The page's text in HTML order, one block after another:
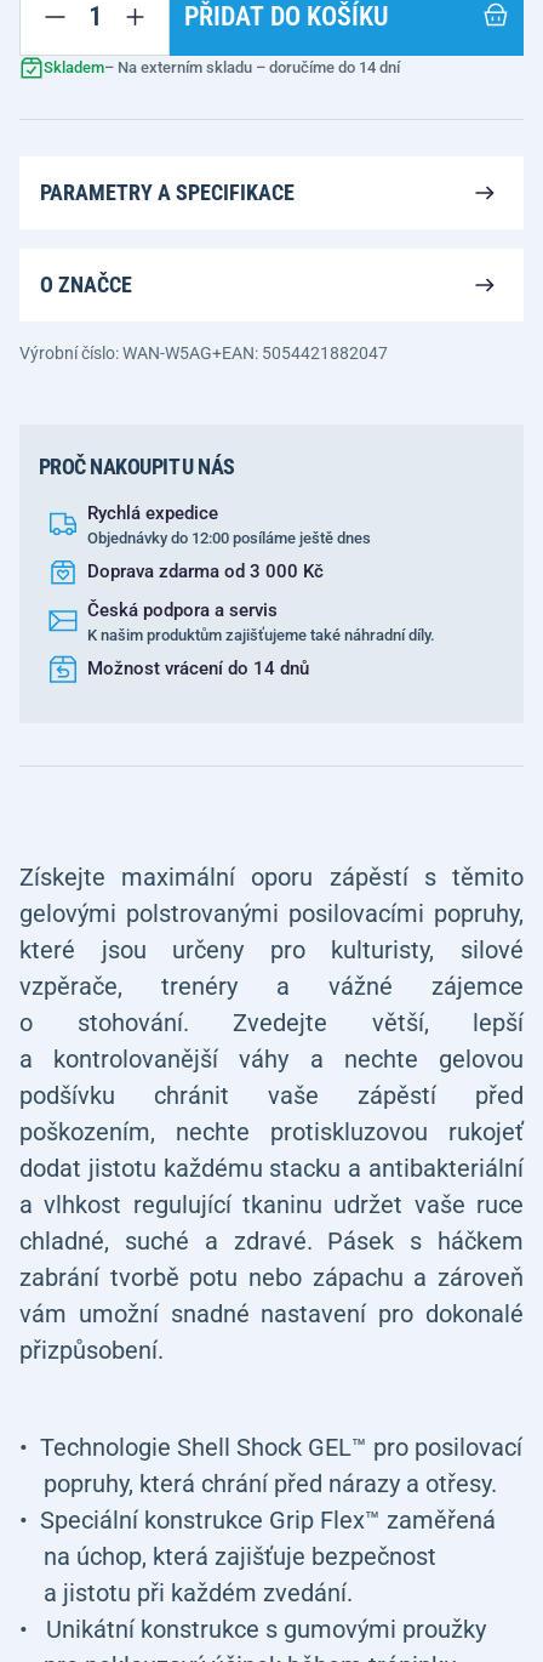
PŘIDAT DO KOŠÍKU
Skladem– Na externím skladu – doručíme do 14 dní
PARAMETRY A SPECIFIKACE
O ZNAČCE
Výrobní číslo: WAN-W5AG+EAN: 5054421882047
PROČ NAKOUPIT U NÁS
Rychlá expedice
Objednávky do 12:00 posíláme ještě dnes
Doprava zdarma od 3 000 Kč
Česká podpora a servis
K našim produktům zajišťujeme také náhradní díly.
Možnost vrácení do 14 dnů
Získejte maximální oporu zápěstí s těmito
gelovými polstrovanými posilovacími popruhy,
které jsou určeny pro kulturisty, silové
vzpěrače, trenéry a vážné zájemce
o stohování. Zvedejte větší, lepší
a kontrolovanější váhy a nechte gelovou
podšívku chránit vaše zápěstí před
poškozením, nechte protiskluzovou rukojeť
dodat jistotu každému stacku a antibakteriální
a vlhkost regulující tkaninu udržet vaše ruce
chladné, suché a zdravé. Pásek s háčkem
zabrání tvorbě potu nebo zápachu a zároveň
vám umožní snadné nastavení pro dokonalé
přizpůsobení.
Technologie Shell Shock GEL™ pro posilovací
popruhy, která chrání před nárazy a otřesy.
Speciální konstrukce Grip Flex™ zaměřená
na úchop, která zajišťuje bezpečnost
a jistotu při každém zvedání.
Unikátní konstrukce s gumovými proužky